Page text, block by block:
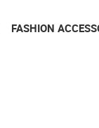
FASHION